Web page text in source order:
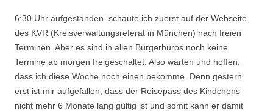
6:30 Uhr aufgestanden, schaute ich zuerst auf der Webseite
des KVR (Kreisverwaltungsreferat in München) nach freien
Terminen. Aber es sind in allen Bürgerbüros noch keine
Termine ab morgen freigeschaltet. Also warten und hoffen,
dass ich diese Woche noch einen bekomme. Denn gestern
erst ist mir aufgefallen, dass der Reisepass des Kindchens
nicht mehr 6 Monate lang gültig ist und somit kann er damit